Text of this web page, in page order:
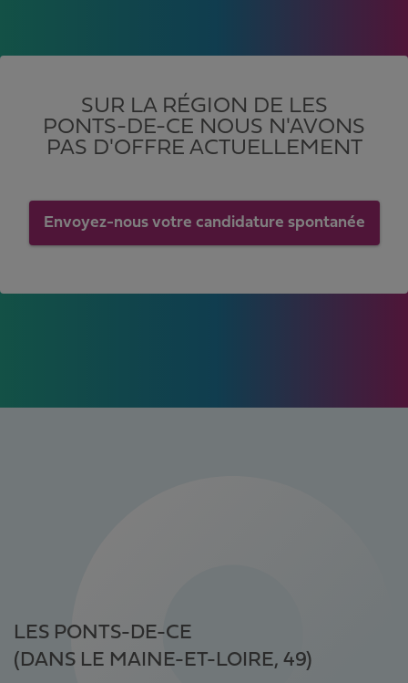
SUR LA RÉGION DE LES
PONTS-DE-CE NOUS N'AVONS
PAS D'OFFRE ACTUELLEMENT
Envoyez-nous votre candidature spontanée
LES PONTS-DE-CE
(DANS LE MAINE-ET-LOIRE, 49)